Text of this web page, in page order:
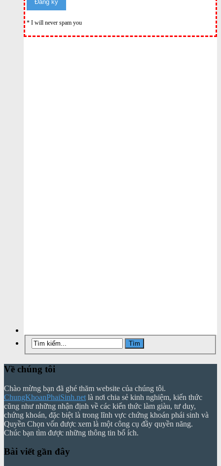
* I will never spam you
Về chúng tôi
Chào mừng bạn đã ghé thăm website của chúng tôi.
ChungKhoanPhaiSinh.net là nơi chia sẻ kinh nghiệm, kiến thức
cũng như những nhận định về các kiến thức làm giàu, tư duy,
chứng khoán, đặc biệt là trong lĩnh vực chứng khoán phái sinh và
Quyền Chọn vốn được xem là một công cụ đầy quyền năng.
Chúc bạn tìm được những thông tin bổ ích.
Bài viết gần đây